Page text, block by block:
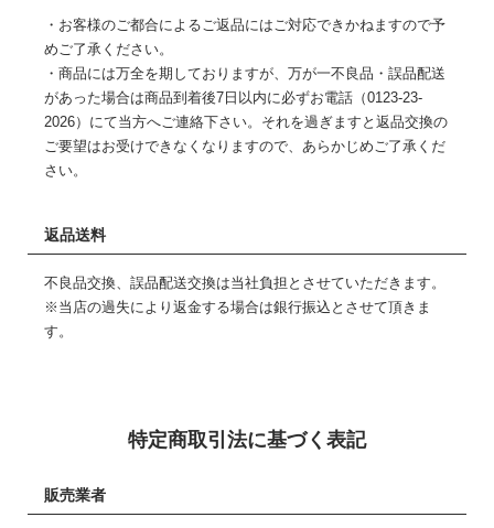
・お客様のご都合によるご返品にはご対応できかねますので予
めご了承ください。
・商品には万全を期しておりますが、万が一不良品・誤品配送
があった場合は商品到着後7日以内に必ずお電話（0123-23-
2026）にて当方へご連絡下さい。それを過ぎますと返品交換の
ご要望はお受けできなくなりますので、あらかじめご了承くだ
さい。
返品送料
不良品交換、誤品配送交換は当社負担とさせていただきます。
※当店の過失により返金する場合は銀行振込とさせて頂きま
す。
特定商取引法に基づく表記
販売業者